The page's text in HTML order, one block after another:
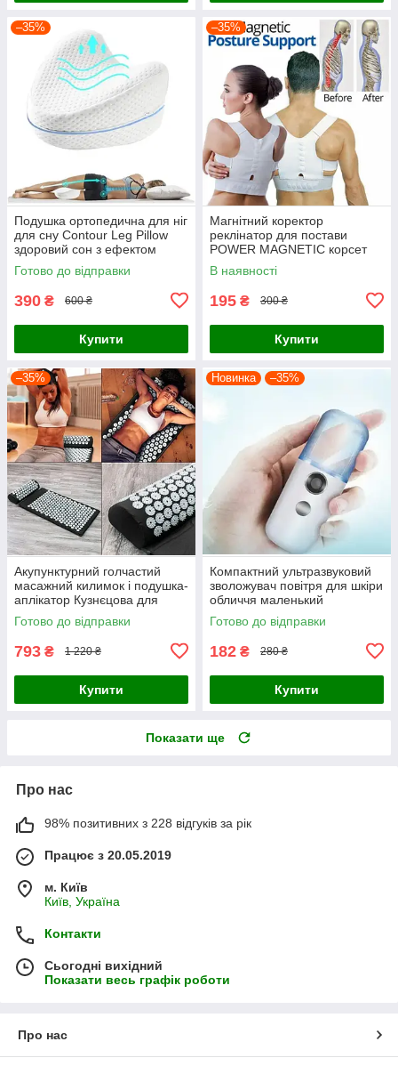
–35%
Подушка ортопедична для ніг
для сну Contour Leg Pillow
здоровий сон з ефектом
пам'яті від набряків
Готово до відправки
390 ₴ 600 ₴
Купити
–35%
Магнітний коректор
реклінатор для постави
POWER MAGNETIC корсет
для корекції постави спини
дорослих і дітей
В наявності
195 ₴ 300 ₴
Купити
–35%
Акупунктурний голчастий
масажний килимок і подушка-
аплікатор Кузнєцова для
спини та шиї лікувальний з
голками
Готово до відправки
793 ₴ 1 220 ₴
Купити
Новинка –35%
Компактний ультразвуковий
зволожувач повітря для шкіри
обличчя маленький
зволожувач повітря USB
арома зволожувач
Готово до відправки
182 ₴ 280 ₴
Купити
Показати ще
Про нас
98% позитивних з 228 відгуків за рік
Працює з 20.05.2019
м. Київ
Київ, Україна
Контакти
Сьогодні вихідний
Показати весь графік роботи
Про нас